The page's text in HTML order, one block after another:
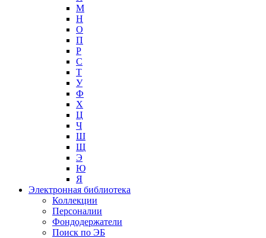
М
Н
О
П
Р
С
Т
У
Ф
Х
Ц
Ч
Ш
Щ
Э
Ю
Я
Электронная библиотека
Коллекции
Персоналии
Фондодержатели
Поиск по ЭБ